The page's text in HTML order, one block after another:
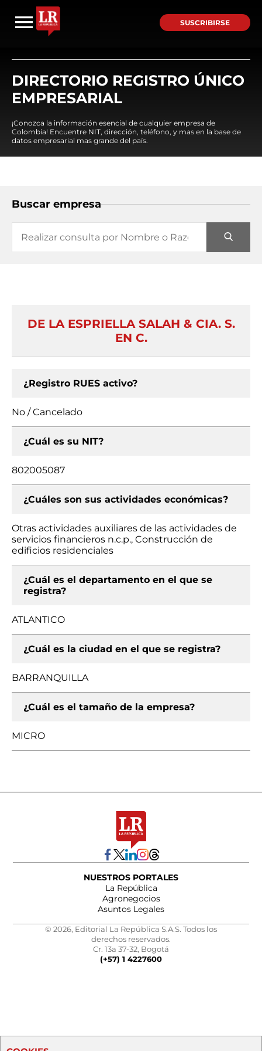
SUSCRIBIRSE
DIRECTORIO REGISTRO ÚNICO
EMPRESARIAL
¡Conozca la información esencial de cualquier empresa de
Colombia! Encuentre NIT, dirección, teléfono, y mas en la base de
datos empresarial mas grande del país.
Buscar empresa
DE LA ESPRIELLA SALAH & CIA. S.
EN C.
¿Registro RUES activo?
No / Cancelado
¿Cuál es su NIT?
802005087
¿Cuáles son sus actividades económicas?
Otras actividades auxiliares de las actividades de
servicios financieros n.c.p., Construcción de
edificios residenciales
¿Cuál es el departamento en el que se
registra?
ATLANTICO
¿Cuál es la ciudad en el que se registra?
BARRANQUILLA
¿Cuál es el tamaño de la empresa?
MICRO
NUESTROS PORTALES
La República
Agronegocios
Asuntos Legales
© 2026, Editorial La República S.A.S. Todos los
derechos reservados.
Cr. 13a 37-32, Bogotá
(+57) 1 4227600